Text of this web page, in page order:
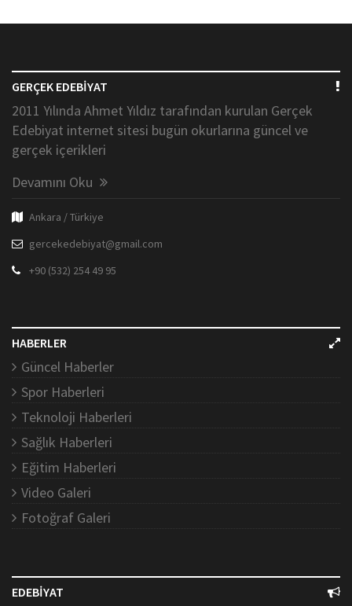
GERÇEK EDEBİYAT
2011 Yılında Ahmet Yıldız tarafından kurulan Gerçek
Edebiyat internet sitesi bugün okurlarına güncel ve
gerçek içerikleri
Devamını Oku
Ankara / Türkiye
gercekedebiyat@gmail.com
+90 (532) 254 49 95
HABERLER
Güncel Haberler
Spor Haberleri
Teknoloji Haberleri
Sağlık Haberleri
Eğitim Haberleri
Video Galeri
Fotoğraf Galeri
EDEBİYAT